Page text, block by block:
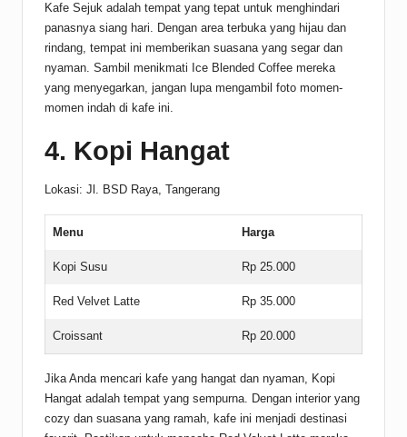
Kafe Sejuk adalah tempat yang tepat untuk menghindari
panasnya siang hari. Dengan area terbuka yang hijau dan
rindang, tempat ini memberikan suasana yang segar dan
nyaman. Sambil menikmati Ice Blended Coffee mereka
yang menyegarkan, jangan lupa mengambil foto momen-
momen indah di kafe ini.
4. Kopi Hangat
Lokasi: Jl. BSD Raya, Tangerang
Menu Harga
Kopi Susu Rp 25.000
Red Velvet Latte Rp 35.000
Croissant Rp 20.000
Jika Anda mencari kafe yang hangat dan nyaman, Kopi
Hangat adalah tempat yang sempurna. Dengan interior yang
cozy dan suasana yang ramah, kafe ini menjadi destinasi